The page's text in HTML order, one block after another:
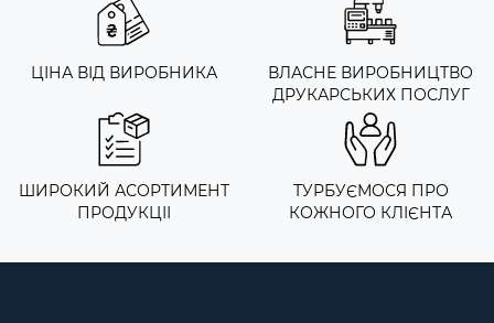
ЦІНА ВІД ВИРОБНИКА
ВЛАСНЕ ВИРОБНИЦТВО
ДРУКАРСЬКИХ ПОСЛУГ
ШИРОКИЙ АСОРТИМЕНТ
ПРОДУКЦІІ
ТУРБУЄМОСЯ ПРО
КОЖНОГО КЛІЄНТА